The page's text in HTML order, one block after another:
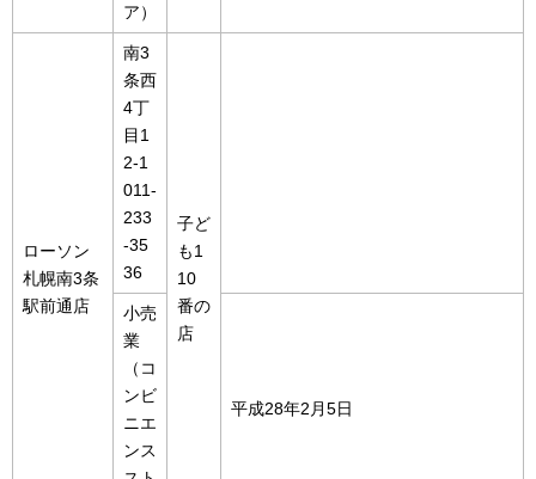
ア）
ローソン
札幌南3条
駅前通店
南3
条西
4丁
目1
2-1
011-
233
-35
36
子ど
も1
10
番の
店
小売
業
（コ
ンビ
ニエ
ンス
平成28年2月5日